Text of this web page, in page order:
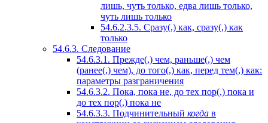
лишь, чуть только, едва лишь только,
чуть лишь только
54.6.2.3.5. Сразу(,) как, сразу(,) как
только
54.6.3. Следование
54.6.3.1. Прежде(,) чем, раньше(,) чем
(ранее(,) чем), до того(,) как, перед тем(,) как:
параметры разграничения
54.6.3.2. Пока, пока не, до тех пор(,) пока и
до тех пор(,) пока не
54.6.3.3. Подчинительный когда в